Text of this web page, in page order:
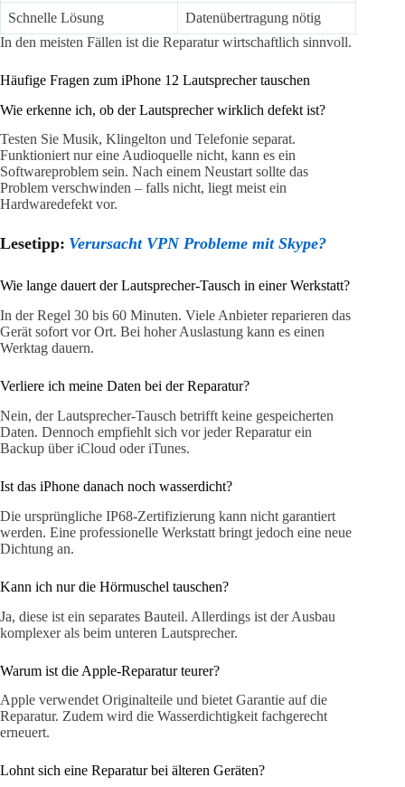
Schnelle Lösung
Datenübertragung nötig
In den meisten Fällen ist die Reparatur wirtschaftlich sinnvoll.
Häufige Fragen zum iPhone 12 Lautsprecher tauschen
Wie erkenne ich, ob der Lautsprecher wirklich defekt ist?
Testen Sie Musik, Klingelton und Telefonie separat.
Funktioniert nur eine Audioquelle nicht, kann es ein
Softwareproblem sein. Nach einem Neustart sollte das
Problem verschwinden – falls nicht, liegt meist ein
Hardwaredefekt vor.
Lesetipp: Verursacht VPN Probleme mit Skype?
Wie lange dauert der Lautsprecher-Tausch in einer Werkstatt?
In der Regel 30 bis 60 Minuten. Viele Anbieter reparieren das
Gerät sofort vor Ort. Bei hoher Auslastung kann es einen
Werktag dauern.
Verliere ich meine Daten bei der Reparatur?
Nein, der Lautsprecher-Tausch betrifft keine gespeicherten
Daten. Dennoch empfiehlt sich vor jeder Reparatur ein
Backup über iCloud oder iTunes.
Ist das iPhone danach noch wasserdicht?
Die ursprüngliche IP68-Zertifizierung kann nicht garantiert
werden. Eine professionelle Werkstatt bringt jedoch eine neue
Dichtung an.
Kann ich nur die Hörmuschel tauschen?
Ja, diese ist ein separates Bauteil. Allerdings ist der Ausbau
komplexer als beim unteren Lautsprecher.
Warum ist die Apple-Reparatur teurer?
Apple verwendet Originalteile und bietet Garantie auf die
Reparatur. Zudem wird die Wasserdichtigkeit fachgerecht
erneuert.
Lohnt sich eine Reparatur bei älteren Geräten?